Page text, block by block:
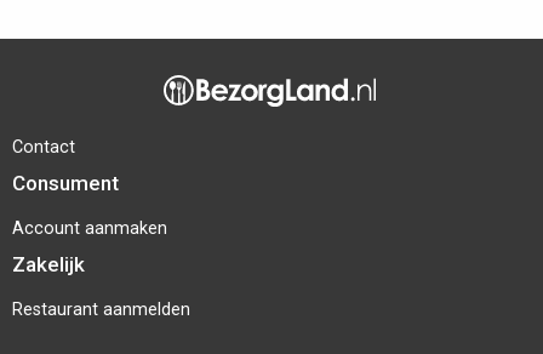
Contact
Consument
Account aanmaken
Zakelijk
Restaurant aanmelden